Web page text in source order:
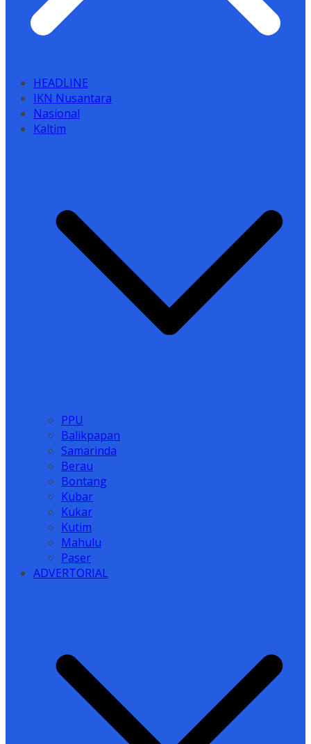
HEADLINE
IKN Nusantara
Nasional
Kaltim
PPU
Balikpapan
Samarinda
Berau
Bontang
Kubar
Kukar
Kutim
Mahulu
Paser
ADVERTORIAL